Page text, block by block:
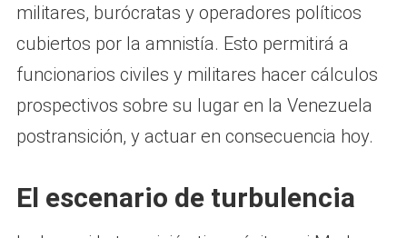
militares, burócratas y operadores políticos
cubiertos por la amnistía. Esto permitirá a
funcionarios civiles y militares hacer cálculos
prospectivos sobre su lugar en la Venezuela
postransición, y actuar en consecuencia hoy.
El escenario de turbulencia